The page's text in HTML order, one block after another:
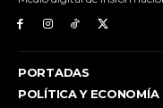
PORTADAS
POLÍTICA Y ECONOMÍA